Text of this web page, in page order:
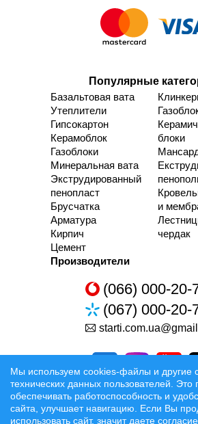
Популярные
Базальтовая вата
Утеплители
Гипсокартон
Керамоблок
Газоблоки
Минеральная вата
Экструдированный
пенопласт
Брусчатка
Арматура
Кирпич
Цемент
блоки
и
чердак
Производители
(066) 000-20-
(067) 000-20-
Разработка та Раскрутка
Мы используем cookies-файлы и другие
технических данных пользователей. Это
обеспечивать работоспособность и
сайта, улучшает навигацию. Если Вы
использовать сайт, значит даете